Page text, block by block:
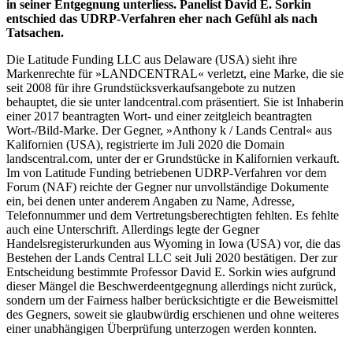
in seiner Entgegnung unterliess. Panelist David E. Sorkin
entschied das UDRP-Verfahren eher nach Gefühl als nach
Tatsachen.
Die Latitude Funding LLC aus Delaware (USA) sieht ihre
Markenrechte für »LANDCENTRAL« verletzt, eine Marke, die sie
seit 2008 für ihre Grundstücksverkaufsangebote zu nutzen
behauptet, die sie unter landcentral.com präsentiert. Sie ist Inhaberin
einer 2017 beantragten Wort- und einer zeitgleich beantragten
Wort-/Bild-Marke. Der Gegner, »Anthony k / Lands Central« aus
Kalifornien (USA), registrierte im Juli 2020 die Domain
landscentral.com, unter der er Grundstücke in Kalifornien verkauft.
Im von Latitude Funding betriebenen UDRP-Verfahren vor dem
Forum (NAF) reichte der Gegner nur unvollständige Dokumente
ein, bei denen unter anderem Angaben zu Name, Adresse,
Telefonnummer und dem Vertretungsberechtigten fehlten. Es fehlte
auch eine Unterschrift. Allerdings legte der Gegner
Handelsregisterurkunden aus Wyoming in Iowa (USA) vor, die das
Bestehen der Lands Central LLC seit Juli 2020 bestätigen. Der zur
Entscheidung bestimmte Professor David E. Sorkin wies aufgrund
dieser Mängel die Beschwerdeentgegnung allerdings nicht zurück,
sondern um der Fairness halber berücksichtigte er die Beweismittel
des Gegners, soweit sie glaubwürdig erschienen und ohne weiteres
einer unabhängigen Überprüfung unterzogen werden konnten.